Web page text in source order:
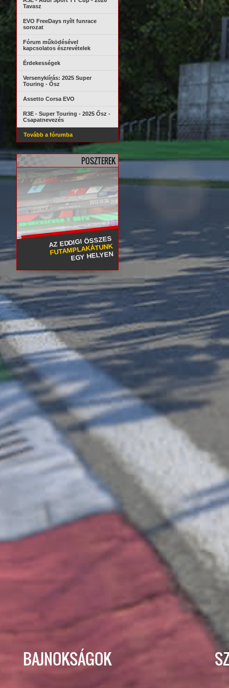
Tavasz
EVO FreeDays nyílt funrace
sorozat
Fórum működésével
kapcsolatos észrevételek
Érdekességek
Versenykiírás: 2025 Super
Touring - Ősz
Assetto Corsa EVO
R3E - Super Touring - 2025 Ősz -
Csapatnevezés
Tovább a fórumba
POSZTEREK
AZ EDDIGI ÖSSZES
FUTAMPLAKÁTUNK
EGY HELYEN
BAJNOKSÁGOK